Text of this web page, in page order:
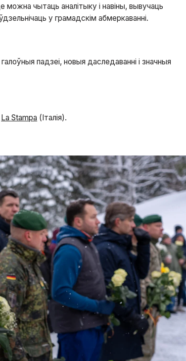
чытаць аналітыку і навіны, вывучаць
у грамадскім абмеркаванні.
галоўныя падзеі, новыя даследаванні і значныя
La Stampa (Італія).